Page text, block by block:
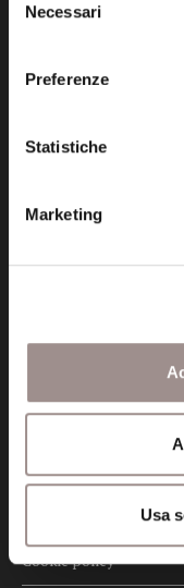
delNecessari
Preferenze
Statistiche
Marketing
Usa
Cookie policy